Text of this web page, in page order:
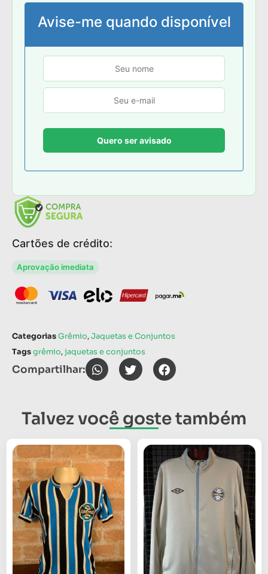
Avise-me quando disponível
Cartões de crédito:
Aprovação imediata
CategoriasGrêmio,Jaquetas e Conjuntos
Tagsgrêmio,jaquetas e conjuntos
Compartilhar:
Talvez você goste também